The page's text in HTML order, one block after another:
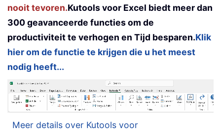
nooit tevoren.Kutools voor Excel biedt meer dan
300 geavanceerde functies om de
productiviteit te verhogen en Tijd besparen.Klik
hier om de functie te krijgen die u het meest
nodig heeft...
Meer details over Kutools voor